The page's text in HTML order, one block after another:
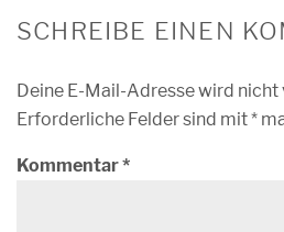
SCHREIBE EINEN
Deine E-Mail-Adresse wird
Erforderliche Felder sind mit*
Kommentar*